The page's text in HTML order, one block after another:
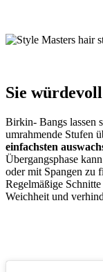
Sie
Birkin- Bangs lassen
umrahmende Stufen
einfachsten
Übergangsphase
oder mit Spangen zu
Regelmäßige
Weichheit und